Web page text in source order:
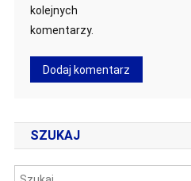
kolejnych
komentarzy.
SZUKAJ